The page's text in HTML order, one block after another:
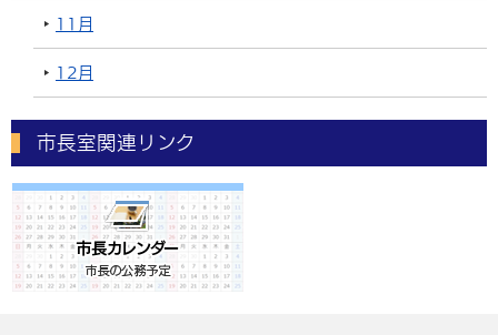
11月
12月
市長室関連リンク